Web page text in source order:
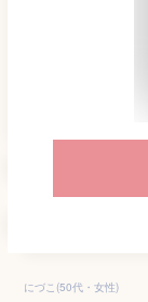
にづこ(50代・女性)